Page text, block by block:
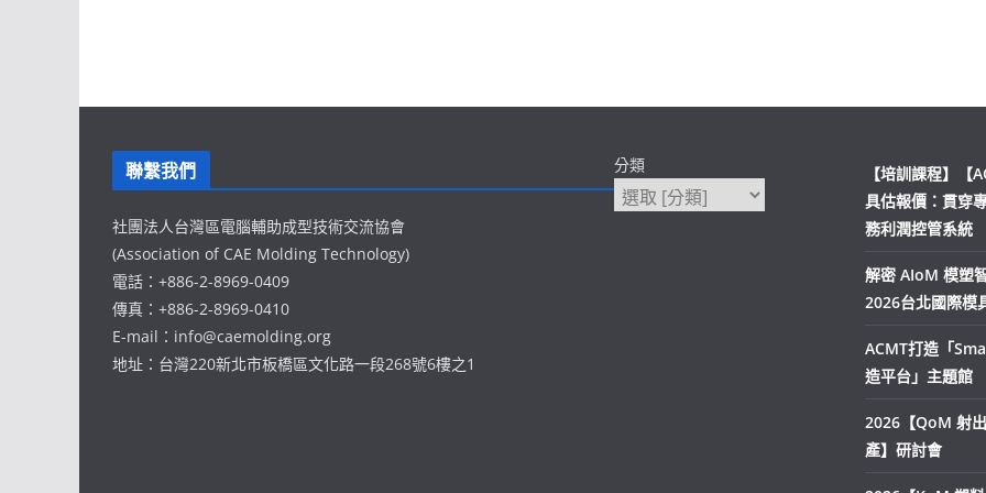
聯繫我們
社團法人台灣區電腦輔助成型技術交流協會
(Association of CAE Molding Technology)
電話：+886-2-8969-0409
傳真：+886-2-8969-0410
E-mail：info@caemolding.org
地址：台灣220新北市板橋區文化路一段268號6樓之1
分類
【培訓課程】【
具估報價：貫穿
務利潤控管系統
解密 AIoM 模塑
2026台北國際模
ACMT打造「
造平台」主題館
2026【QoM 射
產】研討會